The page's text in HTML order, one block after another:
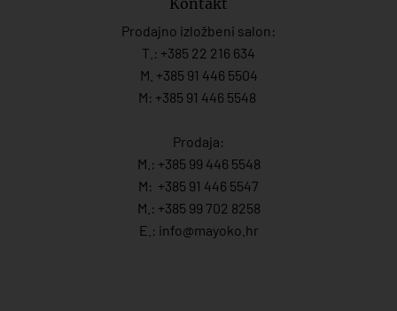
Prodajno izložbeni salon:
T.: +385 22 216 634
M. +385 91 446 5504
M: +385 91 446 5548
Prodaja:
M.: +385 99 446 5548
M: +385 91 446 5547
M.: +385 99 702 8258
E.: info@mayoko. hr